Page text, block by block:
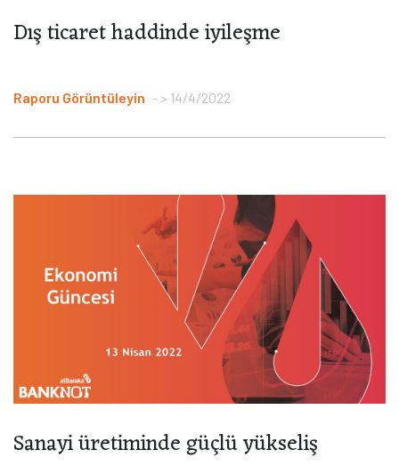
Dış ticaret haddinde iyileşme
Raporu Görüntüleyin > 14/4/2022
Sanayi üretiminde güçlü yükseliş